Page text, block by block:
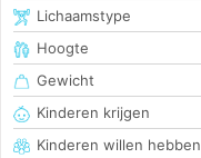
Lichaamstype
Hoogte
Gewicht
Kinderen krijgen
Kinderen willen hebben